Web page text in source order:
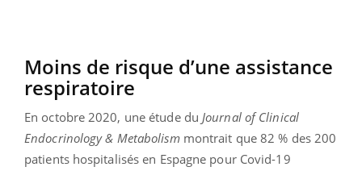
Moins de risque d’une assistance
respiratoire
En octobre 2020, une étude du Journal of Clinical
Endocrinology & Metabolismmontrait que 82 % des 200
patients hospitalisés en Espagne pour Covid-19